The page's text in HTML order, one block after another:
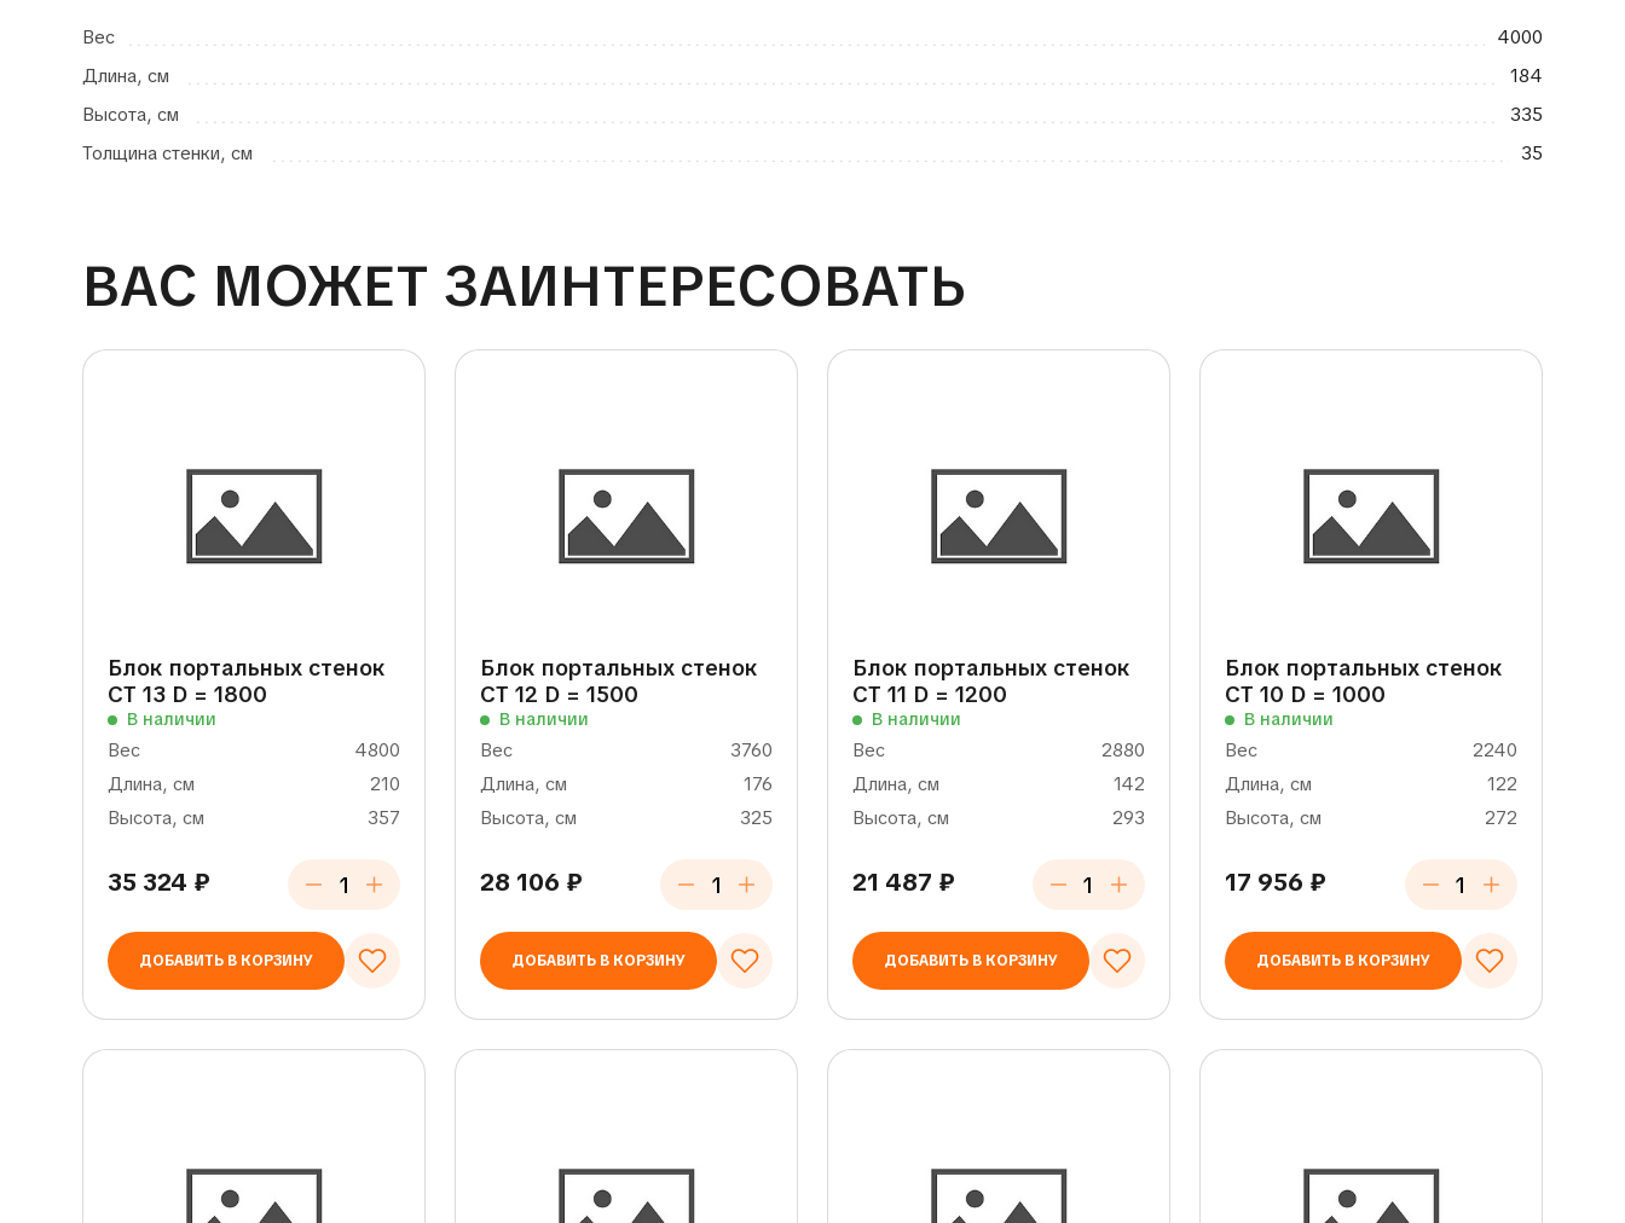
Вес
4000
Длина, см
184
Высота, см
335
Толщина стенки, см
35
ВАС МОЖЕТ ЗАИНТЕРЕСОВАТЬ
Блок портальных стенок
СТ 13 D = 1800
В наличии
Вес
4800
Длина, см
210
Высота, см
357
35 324 ₽
ДОБАВИТЬ В КОРЗИНУ
Блок портальных стенок
СТ 12 D = 1500
В наличии
Вес
3760
Длина, см
176
Высота, см
325
28 106 ₽
ДОБАВИТЬ В КОРЗИНУ
Блок портальных стенок
СТ 11 D = 1200
В наличии
Вес
2880
Длина, см
142
Высота, см
293
21 487 ₽
ДОБАВИТЬ В КОРЗИНУ
Блок портальных стенок
СТ 10 D = 1000
В наличии
Вес
2240
Длина, см
122
Высота, см
272
17 956 ₽
ДОБАВИТЬ В КОРЗИНУ